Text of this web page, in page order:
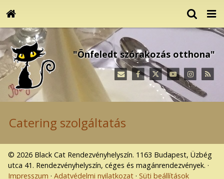
"Önfeledt szórakozás otthona"
Catering szolgáltatás
© 2026 Black Cat Rendezvényhelyszín. 1163 Budapest, Üzbég
utca 41. Rendezvényhelyszín, céges és magánrendezvények.
Impresszum
Adatvédelmi nyilatkozat Süti beállítások